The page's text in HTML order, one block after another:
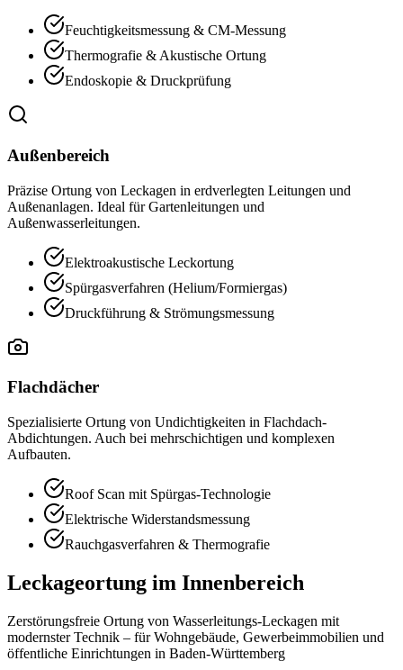
Feuchtigkeitsmessung & CM-Messung
Thermografie & Akustische Ortung
Endoskopie & Druckprüfung
Außenbereich
Präzise Ortung von Leckagen in erdverlegten Leitungen und
Außenanlagen. Ideal für Gartenleitungen und
Außenwasserleitungen.
Elektroakustische Leckortung
Spürgasverfahren (Helium/Formiergas)
Druckführung & Strömungsmessung
Flachdächer
Spezialisierte Ortung von Undichtigkeiten in Flachdach-
Abdichtungen. Auch bei mehrschichtigen und komplexen
Aufbauten.
Roof Scan mit Spürgas-Technologie
Elektrische Widerstandsmessung
Rauchgasverfahren & Thermografie
Leckageortung im Innenbereich
Zerstörungsfreie Ortung von Wasserleitungs-Leckagen mit
modernster Technik – für Wohngebäude, Gewerbeimmobilien und
öffentliche Einrichtungen in Baden-Württemberg